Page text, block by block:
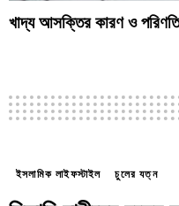
খাদ্য আসক্তির কারণ ও পরিণতি
ইসলামিক লাইফস্টাইল চুলের যত্ন